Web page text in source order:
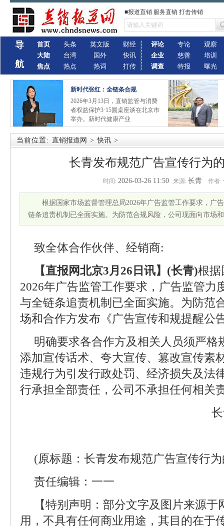
■报道直销 服务直销 打击传销
导
航
首页
大陆
焦点
头条
台湾
热点
英文版
国外
热词
财经
快讯
打传
评论
企业
调查
专论
慈善
特报
观察
培训
曝光
新时代张红：全链条合规
2026年3月13日，直销监管与消费
者权益保护3·15圆桌座谈在北京市
举办。新时代健康产业
当前位置: 直销报道网 > 快讯 >
长青发布规范广告宣传行为
时间: 2026-03-26 11:50 来源: 长青 作者:
根据国家市场监督管理总局2026年广告监管工作要求，广
链条追责机制已全面实施。为防范合规风险，公司现面向市场
致全体合作伙伴、经销商:
【直报网北京3月26日讯】(长青)根据
2026年广告监管工作要求，广告监管力
与全链条追责机制已全面实施。为防范
场和合作方发布《广告宣传和规提醒公
明确要求各合作方及相关人员须严格
添加宣传话术、夸大宣传、篡改宣传素
违规行为引发行政处罚、经济损失及法
行承担全部责任，公司不承担任何相关
(原标题：长青发布规范广告宣传行
责任编辑：一一
【特别声明：部分文字及图片来源
用，不具有任何商业用途，其目的在于